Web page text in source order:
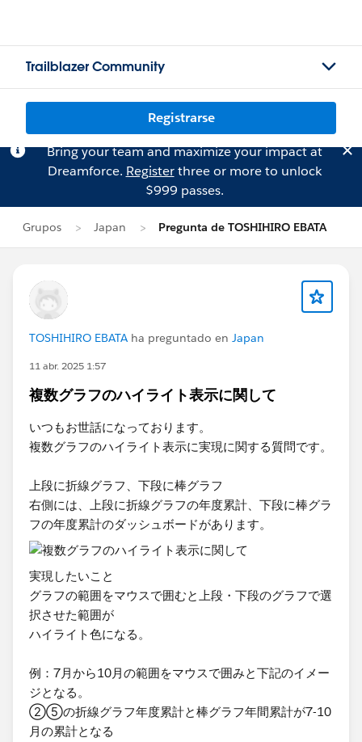
Trailblazer Community
Registrarse
Bring your team and maximize your impact at
Dreamforce. Registerthree or more to unlock
$999 passes.
Grupos Japan Pregunta de TOSHIHIRO EBATA
TOSHIHIRO EBATA ha preguntado en Japan
11 abr. 2025 1:57
複数グラフのハイライト表示に関して
いつもお世話になっております。
複数グラフのハイライト表示に実現に関する質問です。
上段に折線グラフ、下段に棒グラフ
右側には、上段に折線グラフの年度累計、下段に棒グラ
フの年度累計のダッシュボードがあります。
実現したいこと
グラフの範囲をマウスで囲むと上段・下段のグラフで選
択させた範囲が
ハイライト色になる。
例：7月から10月の範囲をマウスで囲みと下記のイメー
ジとなる。
②⑤の折線グラフ年度累計と棒グラフ年間累計が7-10
月の累計となる